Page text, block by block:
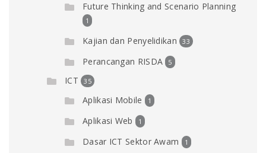
Future Thinking and Scenario Planning
1
Kajian dan Penyelidikan 33
Perancangan RISDA 5
ICT 35
Aplikasi Mobile 1
Aplikasi Web 1
Dasar ICT Sektor Awam 1